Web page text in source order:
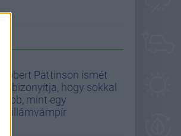
Robert Pattinson ismét
bebizonyítja, hogy sokkal
több, mint egy
csillámvámpír